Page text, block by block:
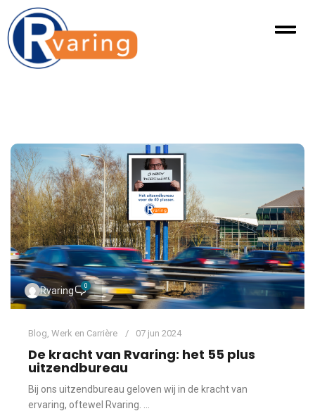
Rvaring 0
Blog Werk en Carrière 07 jun 2024
De kracht van Rvaring: het 55 plus
uitzendbureau
Bij ons uitzendbureau geloven wij in de kracht van
ervaring, oftewel Rvaring. ...